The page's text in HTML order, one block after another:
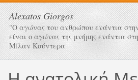
Alexatos Giorgos
"Ο αγώνας του ανθρώπου ενάντια
είναι ο αγώνας της μνήμης ενάντια
Μίλαν Κούντερα